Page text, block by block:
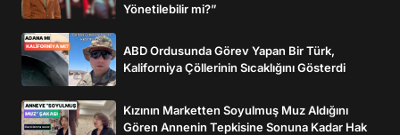
Yönetilebilir mi?”
ABD Ordusunda Görev Yapan Bir Türk,
Kaliforniya Çöllerinin Sıcaklığını Gösterdi
Kızının Marketten Soyulmuş Muz Aldığını
Gören Annenin Tepkisine Sonuna Kadar Hak